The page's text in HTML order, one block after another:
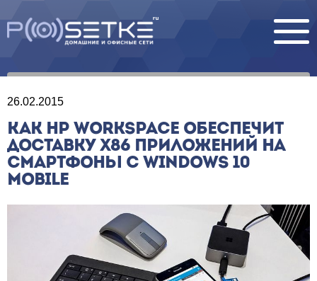
26.02.2015
КАК HP WORKSPACE ОБЕСПЕЧИТ
ДОСТАВКУ X86 ПРИЛОЖЕНИЙ НА
СМАРТФОНЫ С WINDOWS 10
MOBILE